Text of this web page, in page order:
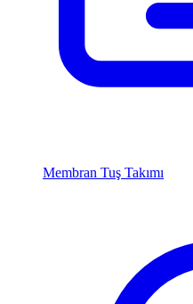
Membran Tuş Takımı